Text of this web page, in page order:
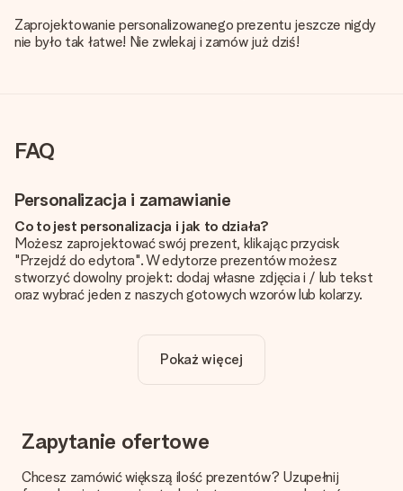
Zaprojektowanie personalizowanego prezentu jeszcze nigdy
nie było tak łatwe! Nie zwlekaj i zamów już dziś!
FAQ
Personalizacja i zamawianie
Co to jest personalizacja i jak to działa?
Możesz zaprojektować swój prezent, klikając przycisk
"Przejdź do edytora". W edytorze prezentów możesz
stworzyć dowolny projekt: dodaj własne zdjęcia i / lub tekst
oraz wybrać jeden z naszych gotowych wzorów lub kolarzy.
Cena podana na stronie internetowej obejmuje personalizację
Twojego prezentu - ilość zdjęć lub tekstów nie wpływa na
jakość?
Chcemy mieć pewność, że będziesz w pełni zadowolony ze
wysokiej jakości. Jeśli nie masz pewności co do jakości zdjęcia,
Pokaż więcej
Zapytanie ofertowe
Chcesz zamówić większą ilość prezentów? Uzupełnij